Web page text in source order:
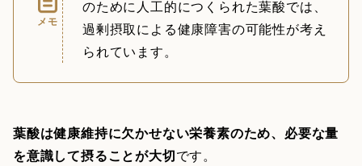
メモ
のために人工的につくられた葉酸では、
過剰摂取による健康障害の可能性が考え
られています。
葉酸は健康維持に欠かせない栄養素のため、必要な量
を意識して摂ることが大切です。